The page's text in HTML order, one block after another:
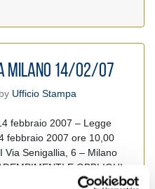
MILANO 14/02/07
by Ufficio Stampa
febbraio 2007 – Legge
febbraio 2007 ore 10,00
Via Senigallia, 6 – Milano
E OBBLIGHI
In calce è possibile